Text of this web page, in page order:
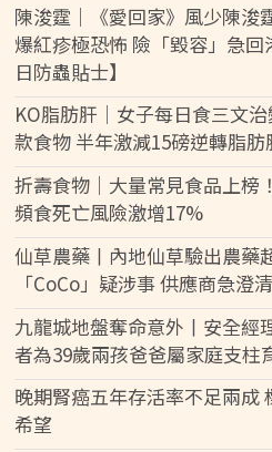
陳浚霆｜《愛回家》風少陳浚
爆紅疹極恐怖 險「毀容」急
日防蟲貼士】
KO脂肪肝｜女子每日食三文
款食物 半年激減15磅逆轉脂肪
折壽食物｜大量常見食品上榜
頻食死亡風險激增17%
仙草農藥丨內地仙草驗出農藥
「CoCo」疑涉事 供應商急澄
九龍城地盤奪命意外丨安全經
者為39歲兩孩爸爸屬家庭支柱
晚期腎癌五年存活率不足兩成
希望